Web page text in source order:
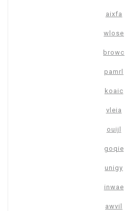
aixfa
wlose
browc
pamrl
koaic
vleia
ouijl
goqie
unigy
inwae
awvil